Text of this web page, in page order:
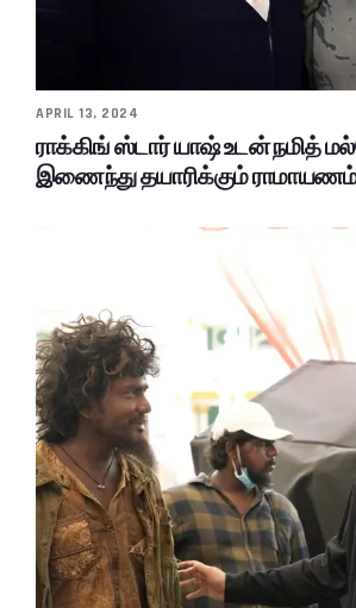
APRIL 13, 2024
ராக்கிங் ஸ்டார் யாஷ் உடன் நமித்
இணைந்து தயாரிக்கும்